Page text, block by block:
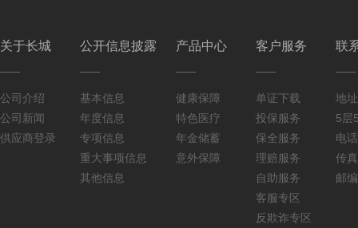
关于长城
公司介绍
公司新闻
供应商登录
公开信息披露
基本信息
年度信息
专项信息
重大事项信息
其他信息
产品中心
健康保障
特色医疗
年金储蓄
意外保障
客户服务
单证下载
投保服务
保全服务
理赔服务
自助服务
客服专区
反欺诈专区
联
地
5层
电
传
邮